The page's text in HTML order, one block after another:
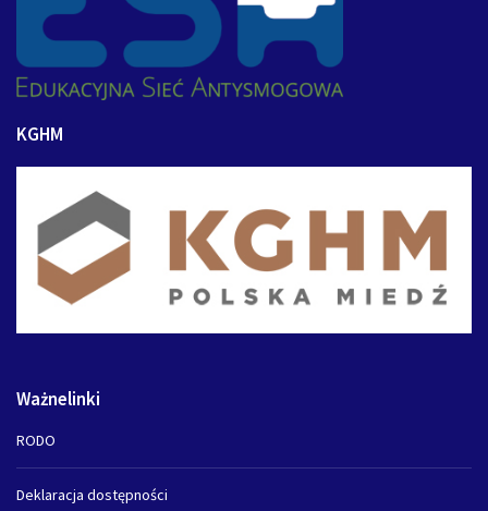
KGHM
Ważnelinki
RODO
Deklaracja dostępności